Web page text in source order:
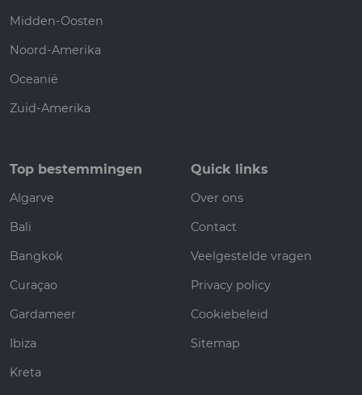
Midden-Oosten
Noord-Amerika
Oceanië
Zuid-Amerika
Top bestemmingen
Algarve
Bali
Bangkok
Curaçao
Gardameer
Ibiza
Kreta
Quick links
Over ons
Contact
Veelgestelde vragen
Privacy policy
Cookiebeleid
Sitemap